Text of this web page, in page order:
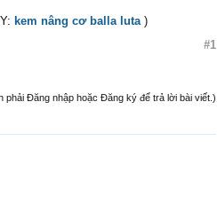
kem nâng cơ balla luta)
#1
phải Đăng nhập hoặc Đăng ký để trả lời bài viết.)